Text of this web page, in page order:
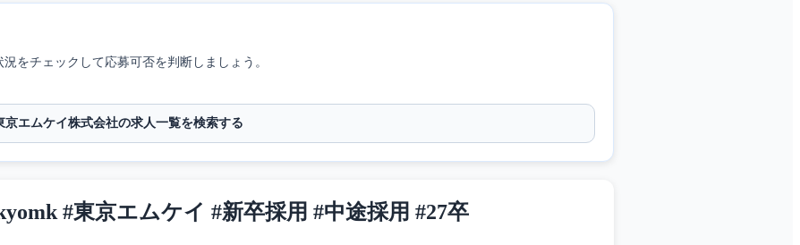
をチェックして応募可否を判断しましょう。
京エムケイ株式会社の求人一覧を検索する
#東京エムケイ #新卒採用 #中途採用 #27卒